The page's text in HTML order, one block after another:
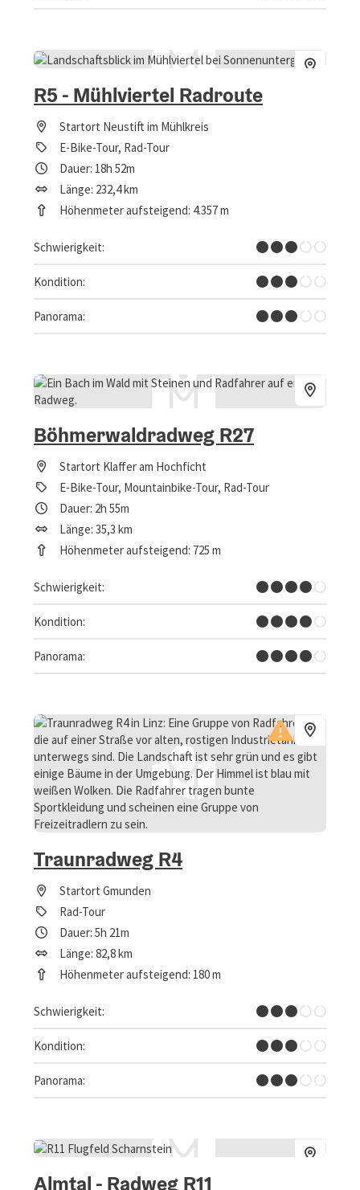
R5 - Mühlviertel Radroute
Startort Neustift im Mühlkreis
E-Bike-Tour, Rad-Tour
Dauer: 18h 52m
Länge: 232,4 km
Höhenmeter aufsteigend: 4.357 m
Schwierigkeit:
Mittel
Kondition:
Mittel
Panorama:
Einige Ausblicke
Böhmerwaldradweg R27
Startort Klaffer am Hochficht
E-Bike-Tour, Mountainbike-Tour, Rad-Tour
Dauer: 2h 55m
Länge: 35,3 km
Höhenmeter aufsteigend: 725 m
Schwierigkeit:
Schwer
Kondition:
Schwer
Panorama:
Tolles Panorama
Traunradweg R4
Startort Gmunden
Rad-Tour
Dauer: 5h 21m
Länge: 82,8 km
Höhenmeter aufsteigend: 180 m
Schwierigkeit:
Mittel
Kondition:
Mittel
Panorama:
Einige Ausblicke
Almtal - Radweg R11